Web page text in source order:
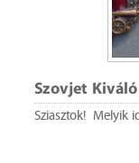
Szovjet
Sziasztok! Melyik